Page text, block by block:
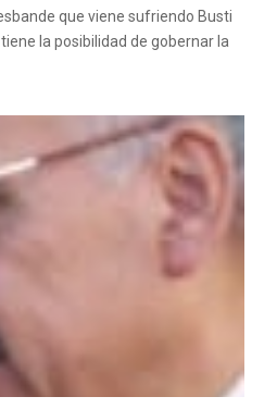
que viene sufriendo Busti
la posibilidad de gobernar la